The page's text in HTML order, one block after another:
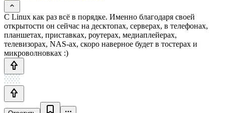
С Linux как раз всё в порядке. Именно благодаря своей
открытости он сейчас на десктопах, серверах, в телефонах,
планшетах, приставках, роутерах, медиаплейерах,
телевизорах, NAS-ах, скоро наверное будет в тостерах и
микроволновках :)